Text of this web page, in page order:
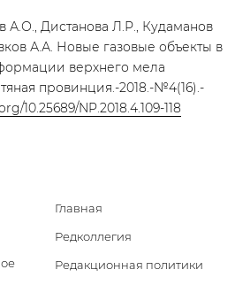
А.О., Дистанова Л.Р., Кудаманов
А.А. Новые газовые объекты в
верхнего мела
провинция.-2018.-№4(16).-
10.25689/NP.2018.4.109-118
Главная
Редколлегия
Редакционная политики